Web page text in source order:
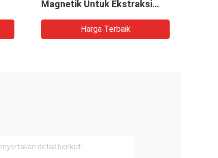
Magnetik Untuk Ekstraksi
Harga Terbaik